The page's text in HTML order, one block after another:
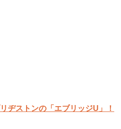
ヂストンの「エブリッジU」！